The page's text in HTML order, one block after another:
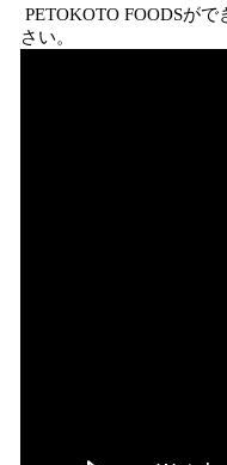
PETOKOTO FOODSが
さい。